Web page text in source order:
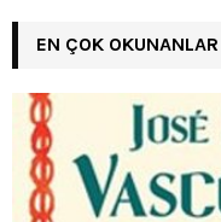
EN ÇOK OKUNANLAR